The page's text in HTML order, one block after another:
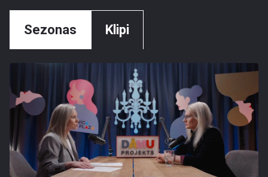
Sezonas Klipi